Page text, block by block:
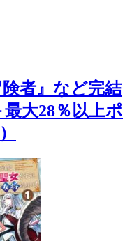
険者』など完結
大28％以上ポ